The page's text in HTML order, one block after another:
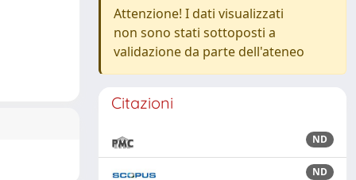
Attenzione! I dati visualizzati
non sono stati sottoposti a
validazione da parte dell'ateneo
Citazioni
ND
ND